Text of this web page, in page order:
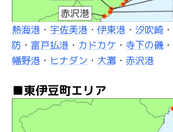
熱海港 ・ 宇佐美港 ・ 伊東港 ・ 汐吹崎 ・
防 ・ 富戸払港 ・ カドカケ ・ 寺下の磯 ・
幡野港 ・ ヒナダン ・ 大灘 ・ 赤沢港
■東伊豆町エリア